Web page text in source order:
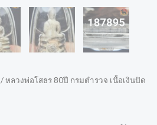
/ หลวงพ่อโสธร 80ปี กรมตำรวจ เนื้อเงินปัด